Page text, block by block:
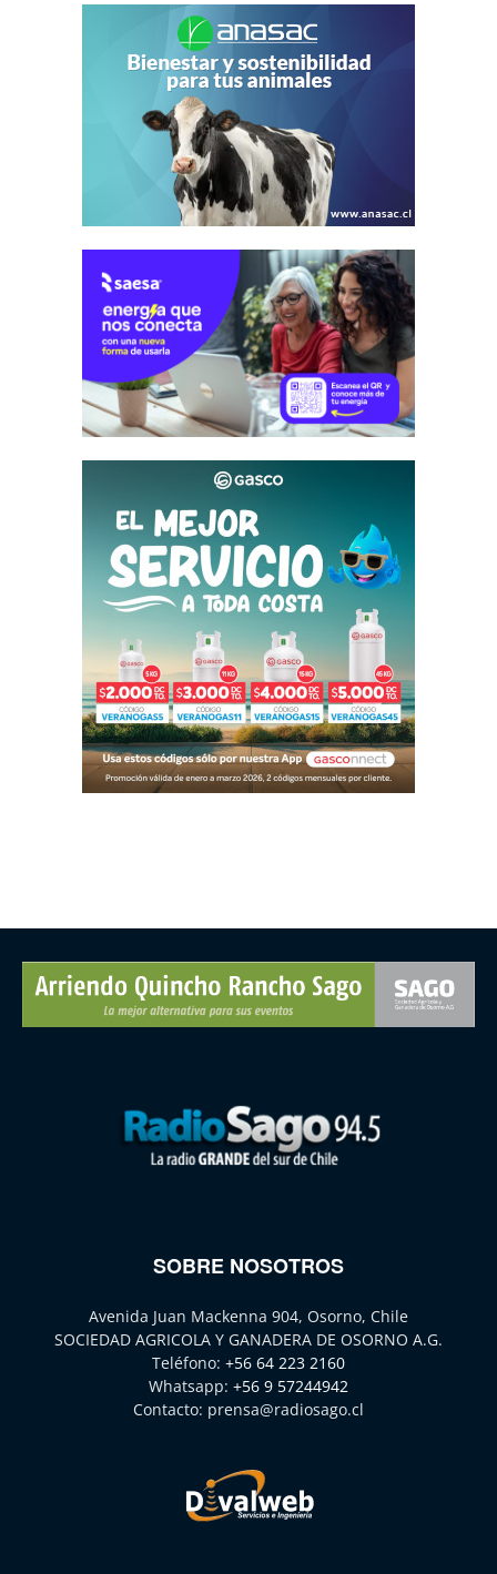
SOBRE NOSOTROS
Avenida Juan Mackenna 904, Osorno, Chile
SOCIEDAD AGRICOLA Y GANADERA DE OSORNO A.G.
Teléfono: +56 64 223 2160
Whatsapp: +56 9 57244942
Contacto: prensa@radiosago.cl